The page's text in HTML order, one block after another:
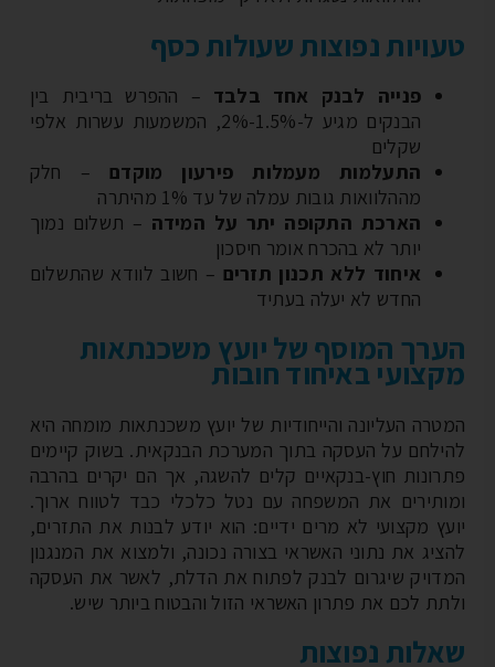
נפוצות שעולות כסף
פנייה לבנק אחד בלבד– ההפרש בריבית בין
הבנקים מגיע ל-1.5%-2%, המשמעות עשרות אלפי
שקלים
התעלמות מעמלות פירעון מוקדם– חלק
מההלוואות גובות עמלה של עד 1% מהיתרה
הארכת התקופה יתר על המידה– תשלום נמוך
יותר לא בהכרח אומר חיסכון
איחוד ללא תכנון תזרים– חשוב לוודא שהתשלום
החדש לא יעלה בעתיד
המוסף של יועץ משכנתאות
באיחוד חובות
העליונה והייחודיות של יועץ משכנתאות מומחה היא
על העסקה בתוך המערכת הבנקאית. בשוק קיימים
חוץ-בנקאיים קלים להשגה, אך הם יקרים בהרבה
את המשפחה עם נטל כלכלי כבד לטווח ארוך.
מקצועי לא מרים ידיים: הוא יודע לבנות את התזרים,
את נתוני האשראי בצורה נכונה, ולמצוא את המנגנון
שיגרום לבנק לפתוח את הדלת, לאשר את העסקה
לכם את פתרון האשראי הזול והבטוח ביותר שיש.
נפוצות